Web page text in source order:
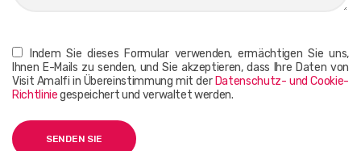
Indem Sie dieses Formular verwenden, ermächtigen Sie uns,
Ihnen E-Mails zu senden, und Sie akzeptieren, dass Ihre Daten von
Visit Amalfi in Übereinstimmung mit der Datenschutz- und Cookie-
Richtliniegespeichert und verwaltet werden.